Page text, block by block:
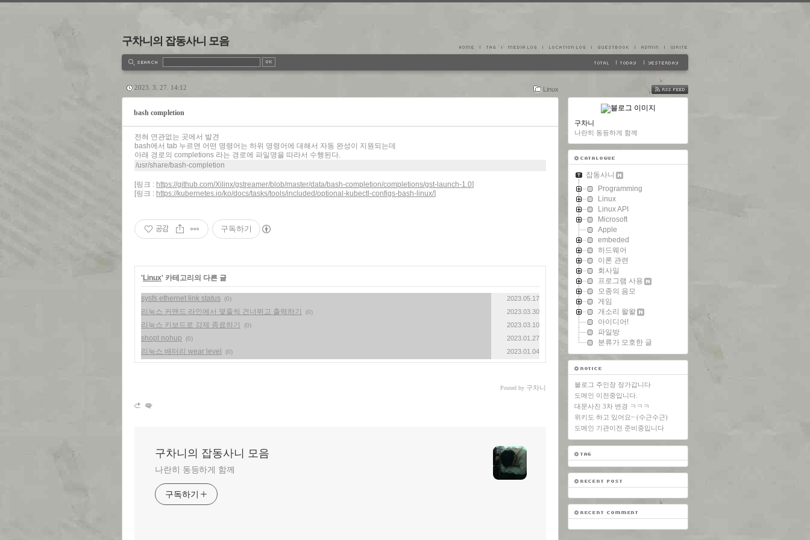
구차니의 잡동사니 모음
Linux
2023. 3. 27. 14:12
bash completion
전혀 연관없는 곳에서 발견
bash에서 tab 누르면 어떤 명령어는 하위 명령어에 대해서 자동 완성이 지원되는데
아래 경로의 completions 라는 경로에 파일명을 따라서 수행된다.
/usr/share/bash-completion
[링크 : https://github.com/Xilinx/gstreamer/blob/master/data/bash-completion/completions/gst-launch-1.0]
[링크 : https://kubernetes.io/ko/docs/tasks/tools/included/optional-kubectl-configs-bash-linux/]
공감 구독하기
'Linux' 카테고리의 다른 글
sysfs ethernet link status (0) 2023.05.17
리눅스 커맨드 라인에서 몇줄씩 건너뛰고 출력하기 (0) 2023.03.30
리눅스 키보드로 강제 종료하기 (0) 2023.03.10
shopt nohup (0) 2023.01.27
리눅스 배터리 wear level (0) 2023.01.04
Posted by 구차니
구차니의 잡동사니 모음
나란히 동등하게 함께
구독하기
FEED
구차니
나란히 동등하게 함께
잡동사니
Programming
Linux
Linux API
Microsoft
Apple
embeded
하드웨어
이론 관련
회사일
프로그램 사용
모종의 음모
게임
개소리 왈왈
아이디어!
파일방
분류가 모호한 글
블로그 주인장 장가갑니다
도메인 이전중입니다.
대문사진 3차 변경 ㅋㅋㅋ
위키도 하고 있어요~ (수근수근)
도메인 기관이전 준비중입니다